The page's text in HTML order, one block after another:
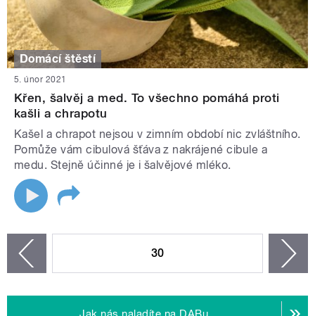
Domácí štěstí
5. únor 2021
Křen, šalvěj a med. To všechno pomáhá proti
kašli a chrapotu
Kašel a chrapot nejsou v zimním období nic zvláštního.
Pomůže vám cibulová šťáva z nakrájené cibule a
medu. Stejně účinné je i šalvějové mléko.
30